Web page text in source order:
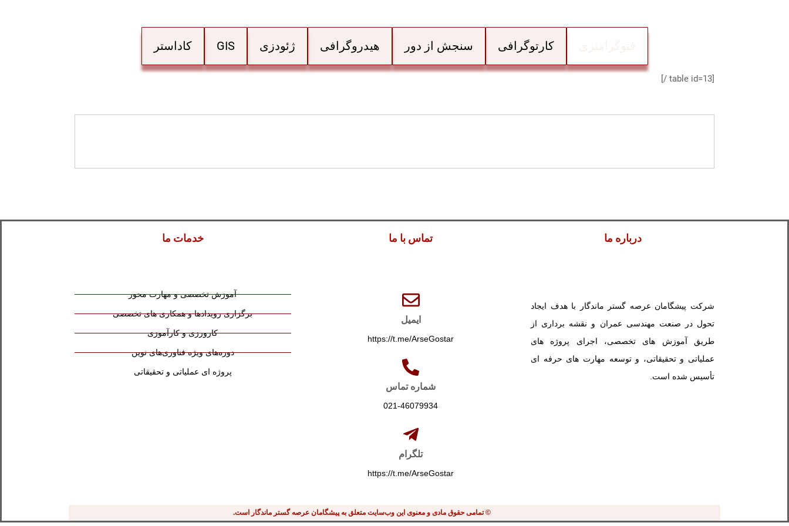
کارتوگرافی سنجش از دور هیدروگرافی ژئودزی GIS کاداستر
[table id=13 /]
درباره ما
شرکت پیشگامان عرصه گستر ماندگار با هدف ایجاد
تحول در صنعت مهندسی عمران و نقشه برداری از
طریق آموزش های تخصصی، اجرای پروژه های
عملیاتی و تحقیقاتی، و توسعه مهارت های حرفه ای
تأسیس شده است.
تماس با ما
ایمیل
https://t.me/ArseGostar
شماره تماس
021-46079934
تلگرام
https://t.me/ArseGostar
خدمات ما
آموزش تخصصی و مهارت محور
برگزاری رویدادها و همکاری های تخصصی
کارورزی و کارآموزی
دوره‌های ویژه فناوری‌های نوین
پروژه ای عملیاتی و تحقیقاتی
© تمامی حقوق مادی و معنوی این وب‌سایت متعلق به پیشگامان عرصه گستر ماندگار است.